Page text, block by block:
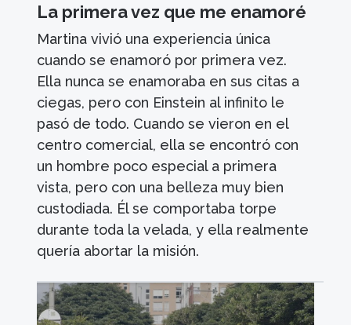
La primera vez que me enamoré
Martina vivió una experiencia única
cuando se enamoró por primera vez.
Ella nunca se enamoraba en sus citas a
ciegas, pero con Einstein al infinito le
pasó de todo. Cuando se vieron en el
centro comercial, ella se encontró con
un hombre poco especial a primera
vista, pero con una belleza muy bien
custodiada. Él se comportaba torpe
durante toda la velada, y ella realmente
quería abortar la misión.